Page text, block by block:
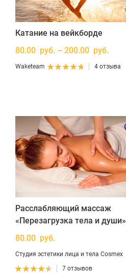
Катание на вейкборде
80.00 руб. – 200.00 руб.
Waketeam 4 отзыва
Расслабляющий массаж
«Перезагрузка тела и души»
80.00 руб.
Студия эстетики лица и тела Cosmex
7 отзывов